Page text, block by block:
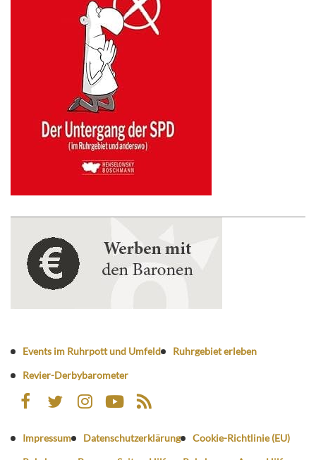
Events im Ruhrpott und Umfeld
Ruhrgebiet erleben
Revier-Derbybarometer
Impressum Datenschutzerklärung
Cookie-Richtlinie (EU)